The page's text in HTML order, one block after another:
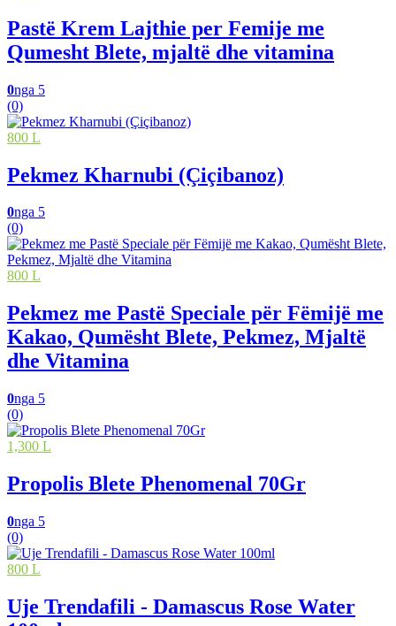
Pastë Krem Lajthie per Femije me
Qumesht Blete, mjaltë dhe vitamina
0nga 5
(0)
800 L
Pekmez Kharnubi (Çiçibanoz)
0nga 5
(0)
800 L
Pekmez me Pastë Speciale për Fëmijë me
Kakao, Qumësht Blete, Pekmez, Mjaltë
dhe Vitamina
0nga 5
(0)
1,300 L
Propolis Blete Phenomenal 70Gr
0nga 5
(0)
800 L
Uje Trendafili - Damascus Rose Water